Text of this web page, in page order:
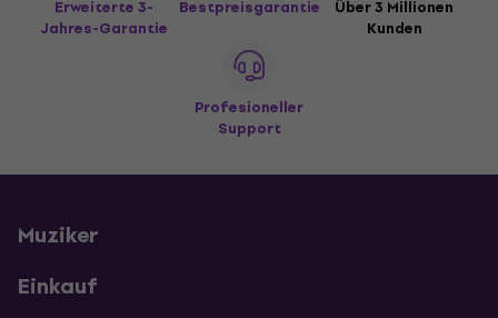
Erweiterte 3-
Jahres-Garantie
Bestpreisgarantie
Über 3 Millionen
Kunden
Profesioneller
Support
Muziker
Einkauf